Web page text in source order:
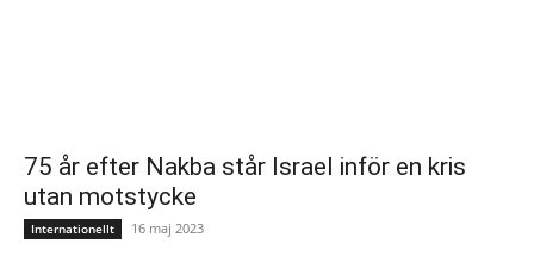
75 år efter Nakba står Israel inför en kris
utan motstycke
Internationellt 16 maj 2023